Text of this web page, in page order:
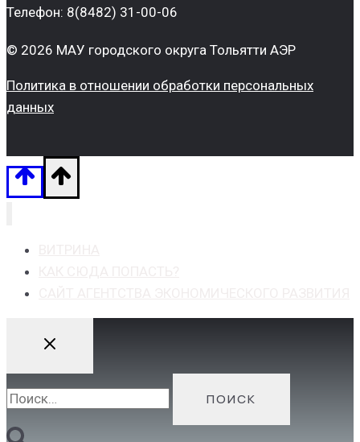
Телефон: 8(8482) 31-00-06
© 2026 МАУ городского округа Тольятти АЭР
Политика в отношении обработки персональных
данных